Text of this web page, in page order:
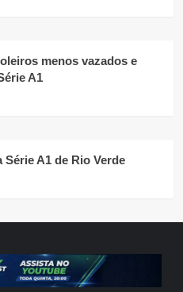
menos vazados e
A1
Série A1 de Rio Verde